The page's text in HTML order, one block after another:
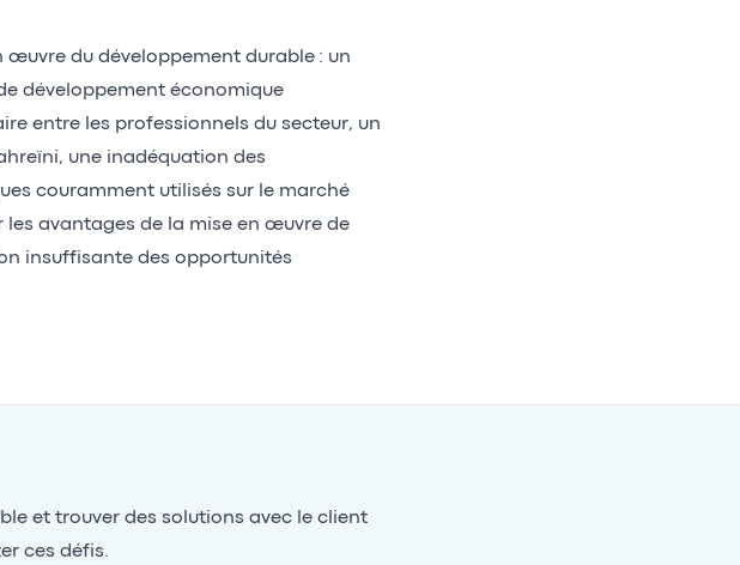
œuvre du développement durable : un
développement économique
entre les professionnels du secteur, un
une inadéquation des
couramment utilisés sur le marché
les avantages de la mise en œuvre de
insuffisante des opportunités
et trouver des solutions avec le client
ces défis.